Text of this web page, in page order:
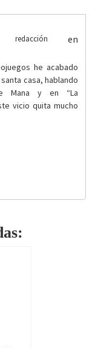
en
he acabado
casa, hablando
Mana y en “La
vicio quita mucho